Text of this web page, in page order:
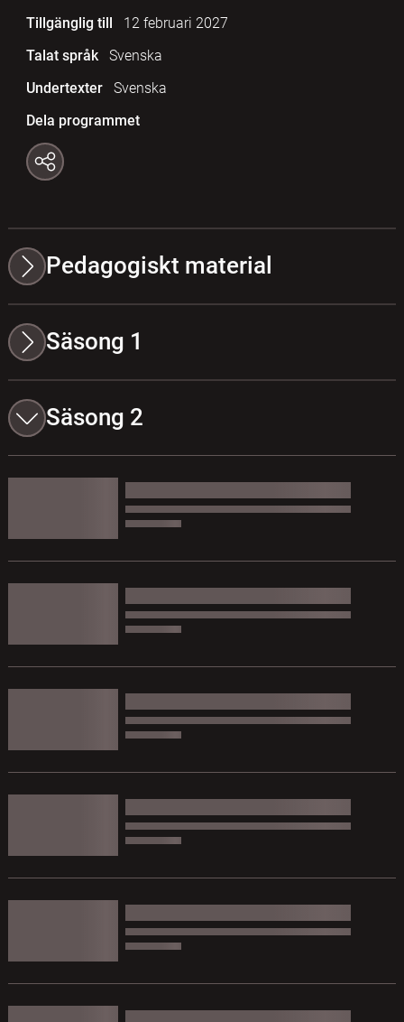
Tillgänglig till
12 februari 2027
Talat språk
Svenska
Undertexter
Svenska
Dela programmet
Pedagogiskt material
Säsong 1
Säsong 2